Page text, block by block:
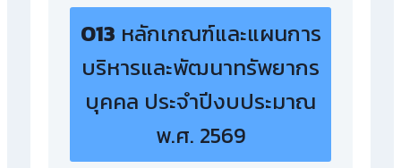
O13 หลักเกณฑ์และแผนการ
บริหารและพัฒนาทรัพยากร
บุคคล ประจำปีงบประมาณ
พ.ศ. 2569